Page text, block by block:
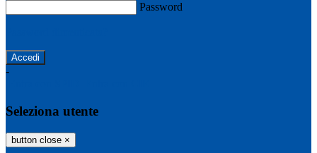
Password
-
Seleziona utente
button close ×